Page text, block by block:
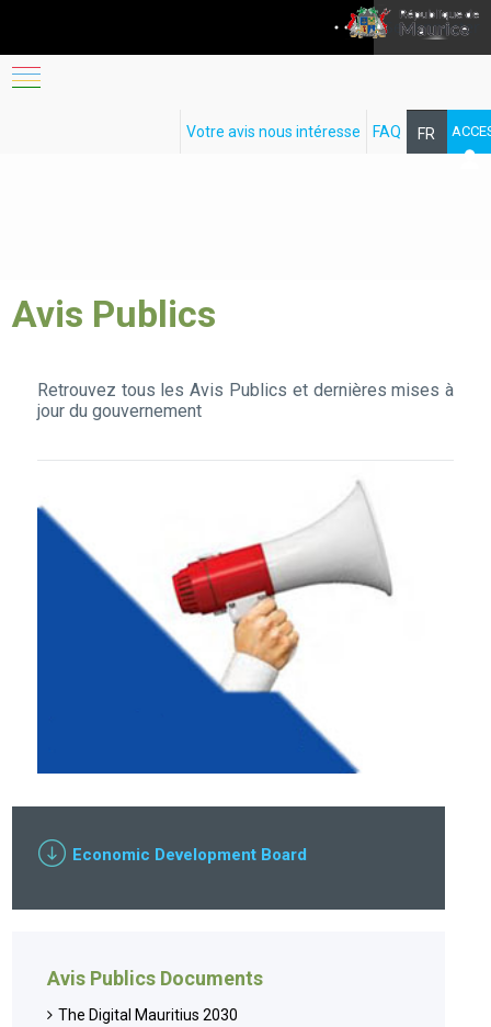
Se connecter
FR
FAQ
Votre avis nous intéresse
Avis Publics
Retrouvez tous les Avis Publics et dernières mises à
jour du gouvernement
Economic Development Board
Avis Publics Documents
The Digital Mauritius 2030